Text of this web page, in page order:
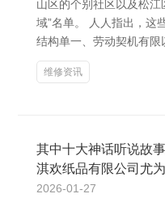
山区的个别社区以及松江
域”名单。 人人指出，这
结构单一、劳动契机有限
维修资讯
其中十大神话听说故
淇欢纸品有限公司尤
2026-01-27